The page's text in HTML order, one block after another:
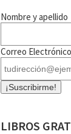
Nombre y apellido
Correo
LIBROS